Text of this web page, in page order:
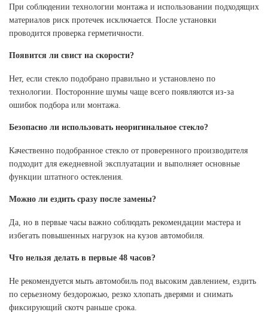
При соблюдении технологии монтажа и использовании подходящих
материалов риск протечек исключается. После установки
проводится проверка герметичности.
Появится ли свист на скорости?
Нет, если стекло подобрано правильно и установлено по
технологии. Посторонние шумы чаще всего появляются из-за
ошибок подбора или монтажа.
Безопасно ли использовать неоригинальное стекло?
Качественно подобранное стекло от проверенного производителя
подходит для ежедневной эксплуатации и выполняет основные
функции штатного остекления.
Можно ли ездить сразу после замены?
Да, но в первые часы важно соблюдать рекомендации мастера и
избегать повышенных нагрузок на кузов автомобиля.
Что нельзя делать в первые 48 часов?
Не рекомендуется мыть автомобиль под высоким давлением, ездить
по серьезному бездорожью, резко хлопать дверями и снимать
фиксирующий скотч раньше срока.